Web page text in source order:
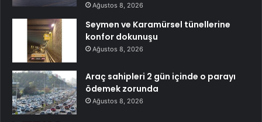
Ağustos 8, 2026
Seymen ve Karamürsel tünellerine
konfor dokunuşu
Ağustos 8, 2026
Araç sahipleri 2 gün içinde o parayı
ödemek zorunda
Ağustos 8, 2026